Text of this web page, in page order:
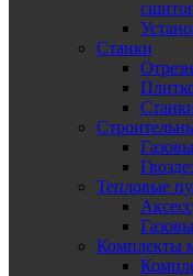
Станки
Тепловые
Комплекты